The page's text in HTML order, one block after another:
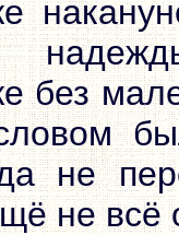
без
не
не всё